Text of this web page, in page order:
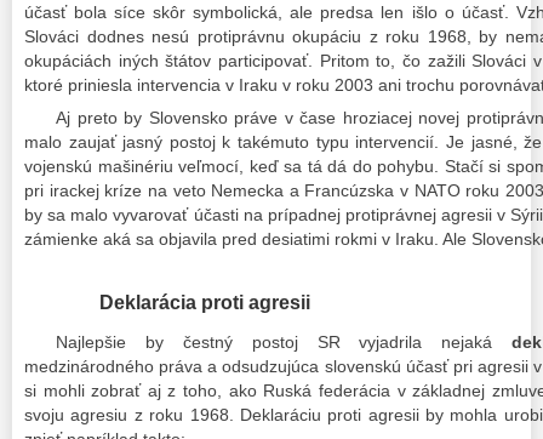
účasť bola síce skôr symbolická, ale predsa len išlo o účasť.
Slováci dodnes nesú protiprávnu okupáciu z roku 1968, by
okupáciách iných štátov participovať. Pritom to, čo zažili Slováci
ktoré priniesla intervencia v Iraku v roku 2003 ani trochu
Aj preto by Slovensko práve v čase hroziacej novej
malo zaujať jasný postoj k takémuto typu intervencií. Je jasné,
vojenskú mašinériu veľmocí, keď sa tá dá do pohybu. Stačí si
pri irackej kríze na veto Nemecka a Francúzska v NATO roku
by sa malo vyvarovať účasti na prípadnej protiprávnej agresii v
zámienke aká sa objavila pred desiatimi rokmi v Iraku. Ale
Deklarácia proti agresii
Najlepšie by čestný postoj SR vyjadrila nejaká
medzinárodného práva a odsudzujúca slovenskú účasť pri agresii
si mohli zobrať aj z toho, ako Ruská federácia v základnej
svoju agresiu z roku 1968. Deklaráciu proti agresii by mohla